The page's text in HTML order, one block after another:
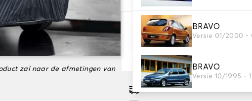
zal naar de afmetingen van
BRAVO
Versie 01/2000 -
BRAVO
Versie 10/1995 -
€ 65,54
Geschatte gratis levering